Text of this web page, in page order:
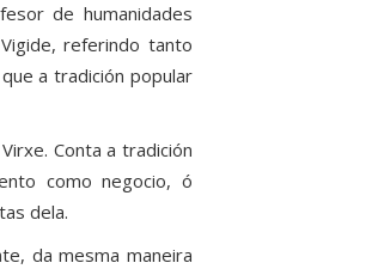
de humanidades
referindo tanto
a tradición popular
Conta a tradición
como negocio, ó
dela.
da mesma maneira